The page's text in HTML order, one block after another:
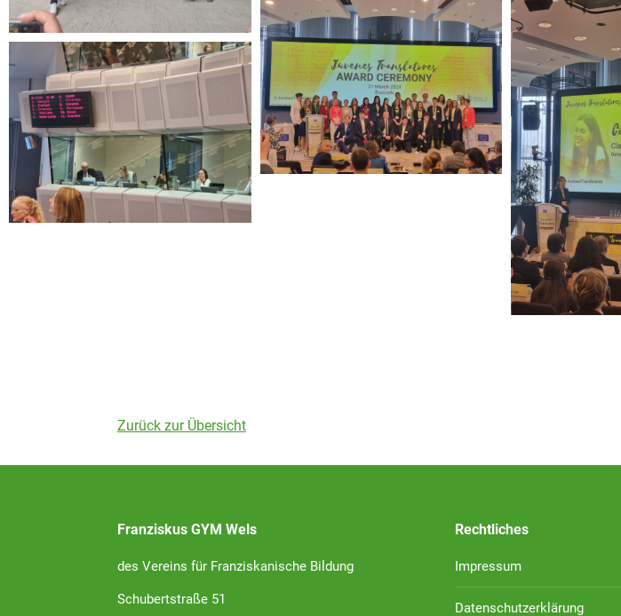
Zurück zur Übersicht
Franziskus GYM Wels
des Vereins für Franziskanische Bildung
Schubertstraße 51
Rechtliches
Impressum
Datenschutzerklärung